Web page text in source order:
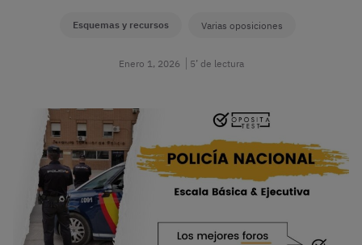
Esquemas y recursos Varias oposiciones
Enero 1, 2026 5’ de lectura